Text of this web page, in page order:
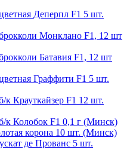
Деперпл F1 5 шт.
Монклано F1, 12 шт
Батавия F1, 12 шт
Граффити F1 5 шт.
к Крауткайзер F1 12 шт.
к Колобок F1 0,1 г (Минск)
корона 10 шт. (Минск)
де Прованс 5 шт.